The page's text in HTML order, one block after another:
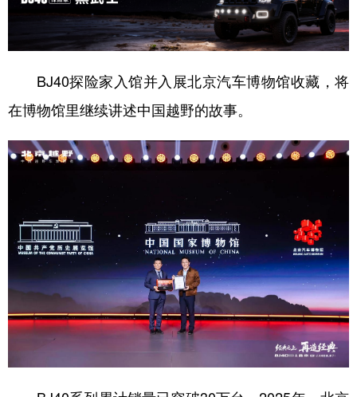
BJ40探险家入馆并入展北京汽车博物馆收藏，将
在博物馆里继续讲述中国越野的故事。